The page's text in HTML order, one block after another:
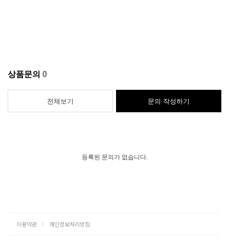
상품문의 0
전체보기 문의 작성하기
등록된 문의가 없습니다.
이용약관 개인정보처리방침